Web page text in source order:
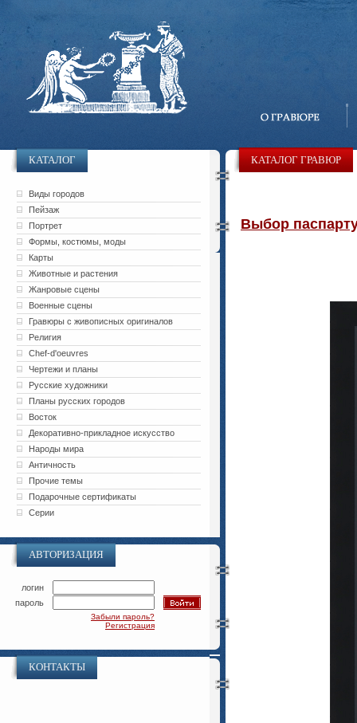
КАТАЛОГ
Виды городов
Пейзаж
Портрет
Формы, костюмы, моды
Карты
Животные и растения
Жанровые сцены
Военные сцены
Гравюры с живописных оригиналов
Религия
Chef-d'oeuvres
Чертежи и планы
Русские художники
Планы русских городов
Восток
Декоративно-прикладное искусство
Народы мира
Античность
Прочие темы
Подарочные сертификаты
Серии
АВТОРИЗАЦИЯ
логин
пароль
Забыли пароль?
Регистрация
КОНТАКТЫ
КАТАЛОГ ГРАВЮР
Выбор